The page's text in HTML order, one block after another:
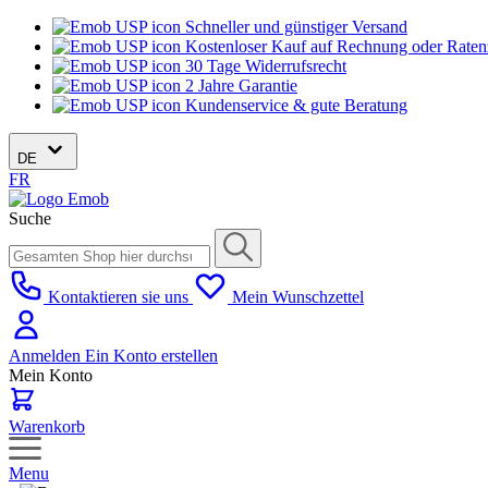
Schneller und günstiger Versand
Kostenloser Kauf auf Rechnung oder
30 Tage Widerrufsrecht
2 Jahre Garantie
Kundenservice & gute Beratung
DE
FR
Suche
Kontaktieren sie uns Mein Wunschzettel
Anmelden Ein Konto erstellen
Mein Konto
Warenkorb
Menu